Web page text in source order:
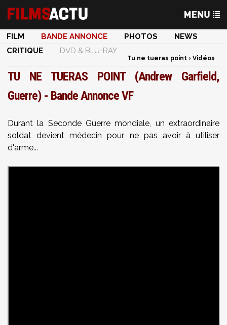
FILM BANDE ANNONCE PHOTOS
NEWS
CRITIQUE
DVD & BLU-RAY
Tu ne tueras point › Vidéos
TU NE TUERAS POINT (Andrew Garfield,
Guerre) - Bande Annonce VF
Durant la Seconde Guerre mondiale, un extraordinaire
soldat devient médecin pour ne pas avoir à utiliser
d'arme...